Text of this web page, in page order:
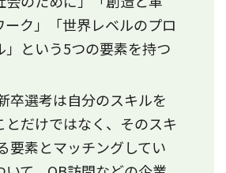
ーク」「世界レベルのプロ
」という5つの要素を持つ
卒選考は自分のスキルを
とだけではなく、そのスキ
要素とマッチングしてい